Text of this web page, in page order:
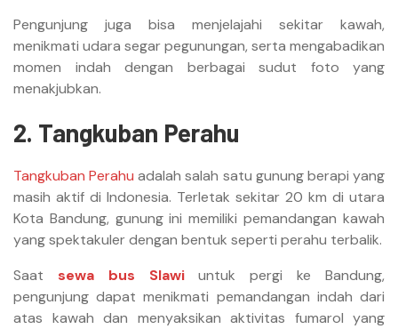
Pengunjung juga bisa menjelajahi sekitar kawah,
menikmati udara segar pegunungan, serta mengabadikan
momen indah dengan berbagai sudut foto yang
menakjubkan.
2. Tangkuban Perahu
Tangkuban Perahu adalah salah satu gunung berapi yang
masih aktif di Indonesia. Terletak sekitar 20 km di utara
Kota Bandung, gunung ini memiliki pemandangan kawah
yang spektakuler dengan bentuk seperti perahu terbalik.
Saat sewa bus Slawiuntuk pergi ke Bandung,
pengunjung dapat menikmati pemandangan indah dari
atas kawah dan menyaksikan aktivitas fumarol yang